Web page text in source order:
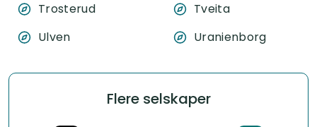
Trosterud
Tveita
Ulven
Uranienborg
Flere selskaper